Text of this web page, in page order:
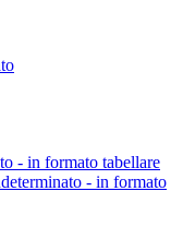
- in formato tabellare
- in formato